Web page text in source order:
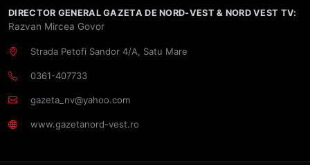
DIRECTOR GENERAL GAZETA DE NORD-VEST & NORD VEST TV:
Razvan Mircea Govor
Strada Petofi Sandor 4/A, Satu Mare
0361-407733
gazeta_nv@yahoo.com
www.gazetanord-vest.ro